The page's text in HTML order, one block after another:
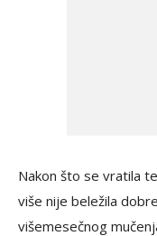
Nakon što se vratila
više nije beležila
višemesečnog